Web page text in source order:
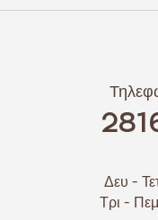
Δευ -
Τρι -